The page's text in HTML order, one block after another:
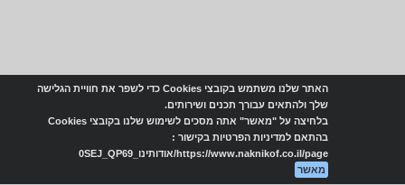
האתר שלנו משתמש בקובצי Cookies כדי לשפר את חוויית הגלישה
שלך ולהתאים עבורך תכנים ושירותים.
בלחיצה על "מאשר" אתה מסכים לשימוש שלנו בקובצי Cookies
בהתאם למדיניות הפרטיות בקישור :
https://www.naknikof.co.il/page/אודותינו_0SEJ_QP69
מאשר